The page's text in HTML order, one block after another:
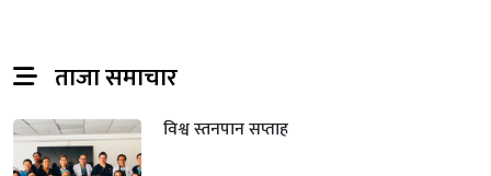
ताजा समाचार
विश्व स्तनपान सप्ताह